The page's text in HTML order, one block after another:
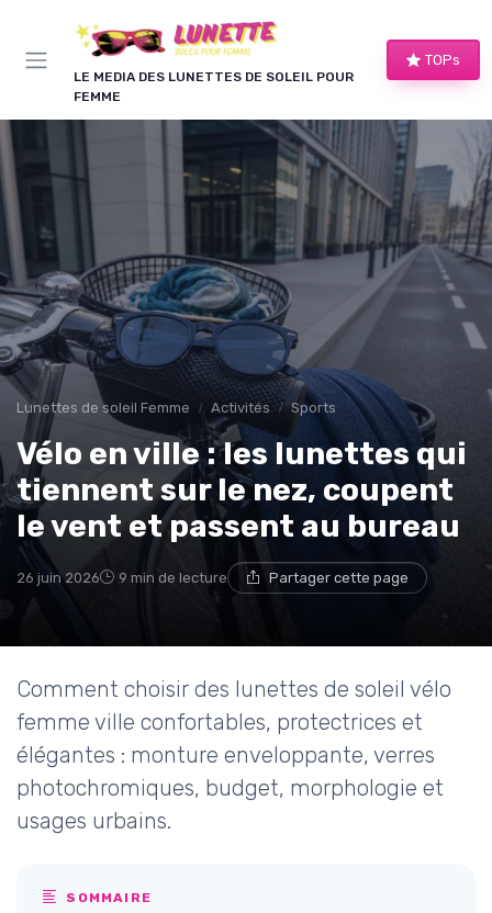
LE MEDIA DES LUNETTES DE SOLEIL POUR
FEMME
TOPs
Lunettes de soleil Femme Activités Sports
Vélo en ville : les lunettes qui
tiennent sur le nez, coupent
le vent et passent au bureau
26 juin 2026 9 min de lecture Partager cette page
Comment choisir des lunettes de soleil vélo
femme ville confortables, protectrices et
élégantes : monture enveloppante, verres
photochromiques, budget, morphologie et
usages urbains.
SOMMAIRE